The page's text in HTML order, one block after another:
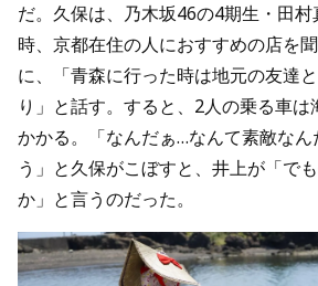
だ。久保は、乃木坂46の4期生・田
時、京都在住の人におすすめの店を
に、「青森に行った時は地元の友達
り」と話す。すると、2人の乗る車は
かかる。「なんだぁ…なんて素敵な
う」と久保がこぼすと、井上が「で
か」と言うのだった。